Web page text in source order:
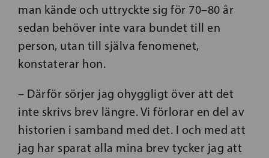
man kände och uttryckte sig för 70–80 år
sedan behöver inte vara bundet till en
person, utan till själva fenomenet,
konstaterar hon.
– Därför sörjer jag ohyggligt över att det
inte skrivs brev längre. Vi förlorar en del av
historien i samband med det. I och med att
jag har sparat alla mina brev tycker jag att